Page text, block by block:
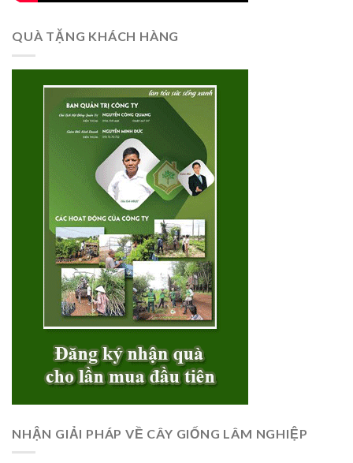
QUÀ TẶNG KHÁCH HÀNG
NHẬN GIẢI PHÁP VỀ CÂY GIỐNG LÂM NGHIỆP